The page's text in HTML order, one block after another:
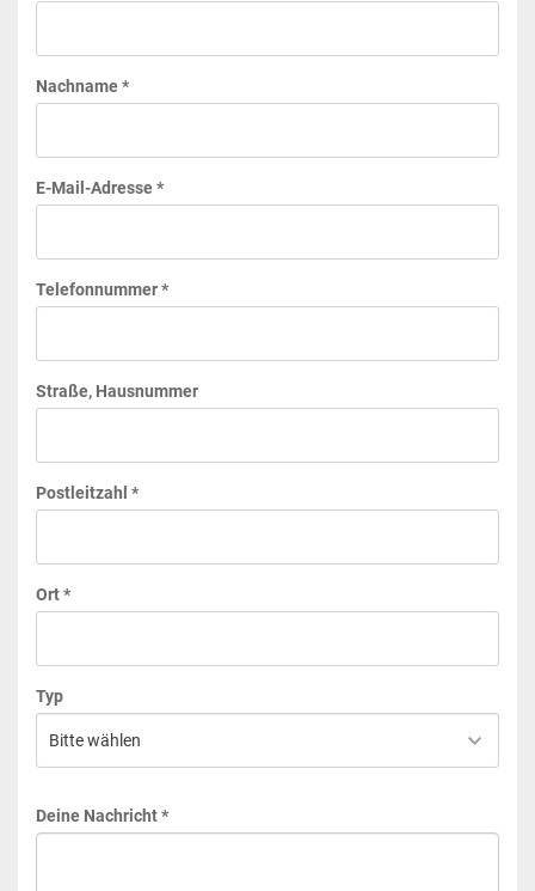
Nachname *
E-Mail-Adresse *
Telefonnummer *
Straße, Hausnummer
Postleitzahl *
Ort *
Typ
Deine Nachricht *